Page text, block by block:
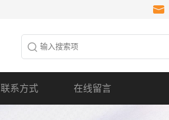
联系方式 在线留言